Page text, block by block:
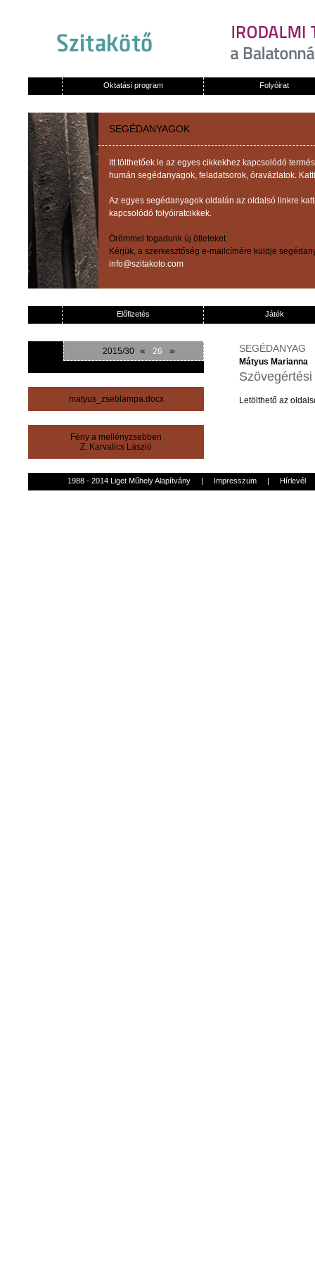
Oktatási program Folyóirat
SEGÉDANYAGOK
Itt tölthetőek le az egyes cikkekhez kapcsolódó
humán segédanyagok, feladatsorok, óravázlatok.
Az egyes segédanyagok oldalán az oldalsó linkre
kapcsolódó folyóiratcikkek.
Örömmel fogadunk új ötleteket.
Kérjük, a szerkesztőség e-mailcímére küldje
info@szitakoto.com
Előfizetés Játék
2015/30 « 26 »
matyus_zseblampa.docx
Fény a mellényzsebben
Z. Karvalics László
SEGÉDANYAG
Mátyus Marianna
Letölthető az
1988 - 2014 Liget Műhely Alapítvány | Impresszum | Hírlevél